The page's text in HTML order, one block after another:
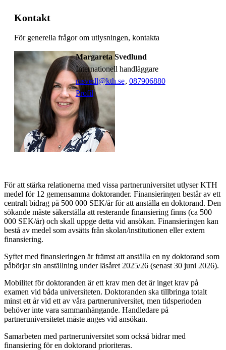
Kontakt
För generella frågor om utlysningen, kontakta
Margareta Svedlund
internationell handläggare
msvedl@kth.se, 087906880
Profil
För att stärka relationerna med vissa partneruniversitet utlyser KTH
medel för 12 gemensamma doktorander. Finansieringen består av ett
centralt bidrag på 500 000 SEK/år för att anställa en doktorand. Den
sökande måste säkerställa att resterande finansiering finns (ca 500
000 SEK/år) och skall uppge detta vid ansökan. Finansieringen kan
bestå av medel som avsätts från skolan/institutionen eller extern
finansiering.
Syftet med finansieringen är främst att anställa en ny doktorand som
påbörjar sin anställning under läsåret 2025/26 (senast 30 juni 2026).
Mobilitet för doktoranden är ett krav men det är inget krav på
examen vid båda universiteten. Doktoranden ska tillbringa totalt
minst ett år vid ett av våra partneruniversitet, men tidsperioden
behöver inte vara sammanhängande. Handledare på
partneruniversitetet måste anges vid ansökan.
Samarbeten med partneruniversitet som också bidrar med
finansiering för en doktorand prioriteras.